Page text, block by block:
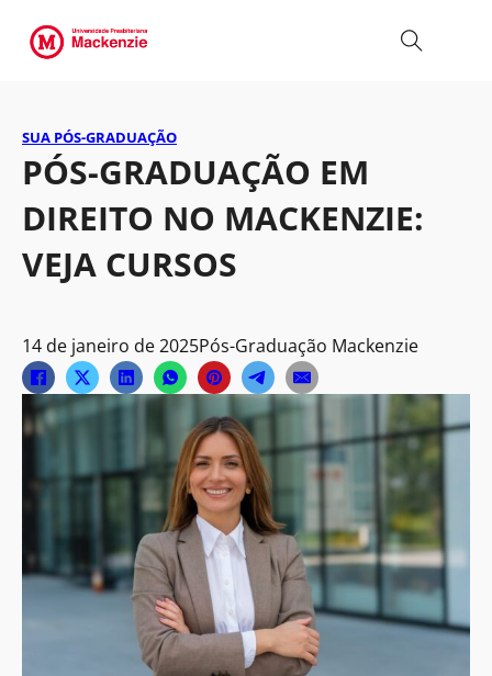
SUA PÓS-GRADUAÇÃO
PÓS-GRADUAÇÃO EM
DIREITO NO MACKENZIE:
VEJA CURSOS
14 de janeiro de 2025Pós-Graduação Mackenzie